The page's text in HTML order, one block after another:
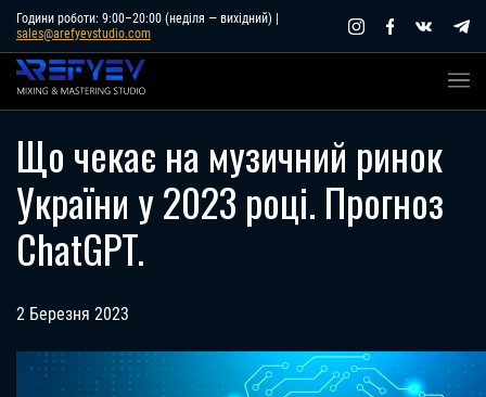
Skip
content
Години роботи: 9:00–20:00 (неділя — вихідний) |
sales@arefyevstudio.com
Що чекає на музичний ринок
України у 2023 році. Прогноз
ChatGPT.
2 Березня 2023